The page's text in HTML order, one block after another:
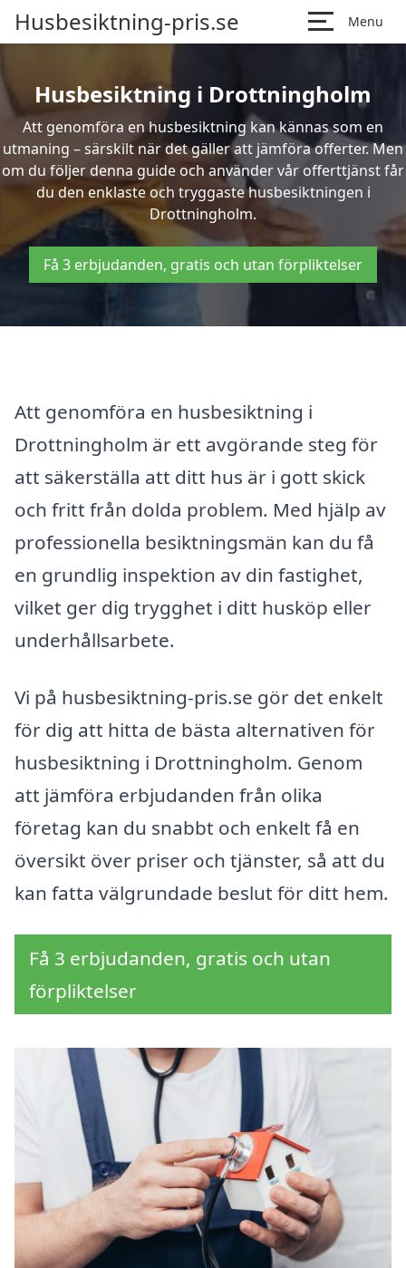
Husbesiktning-pris.se Menu
Husbesiktning i Drottningholm
Att genomföra en husbesiktning kan kännas som en
utmaning – särskilt när det gäller att jämföra offerter. Men
om du följer denna guide och använder vår offerttjänst får
du den enklaste och tryggaste husbesiktningen i
Drottningholm.
Få 3 erbjudanden, gratis och utan förpliktelser
Att genomföra en husbesiktning i
Drottningholm är ett avgörande steg för
att säkerställa att ditt hus är i gott skick
och fritt från dolda problem. Med hjälp av
professionella besiktningsmän kan du få
en grundlig inspektion av din fastighet,
vilket ger dig trygghet i ditt husköp eller
underhållsarbete.
Vi på husbesiktning-pris.se gör det enkelt
för dig att hitta de bästa alternativen för
husbesiktning i Drottningholm. Genom
att jämföra erbjudanden från olika
företag kan du snabbt och enkelt få en
översikt över priser och tjänster, så att du
kan fatta välgrundade beslut för ditt hem.
Få 3 erbjudanden, gratis och utan
förpliktelser